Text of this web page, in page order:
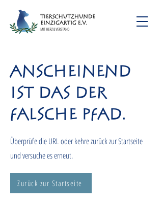
Anscheinend
ist das der
falsche Pfad.
Überprüfe die URL oder kehre zurück zur Startseite
und versuche es erneut.
Zurück zur Startseite